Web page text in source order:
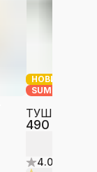
НОВИНКА
SUMMER
4.0
490 ₽
ТУШЬ